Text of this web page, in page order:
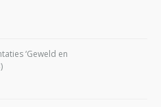
‘Geweld en